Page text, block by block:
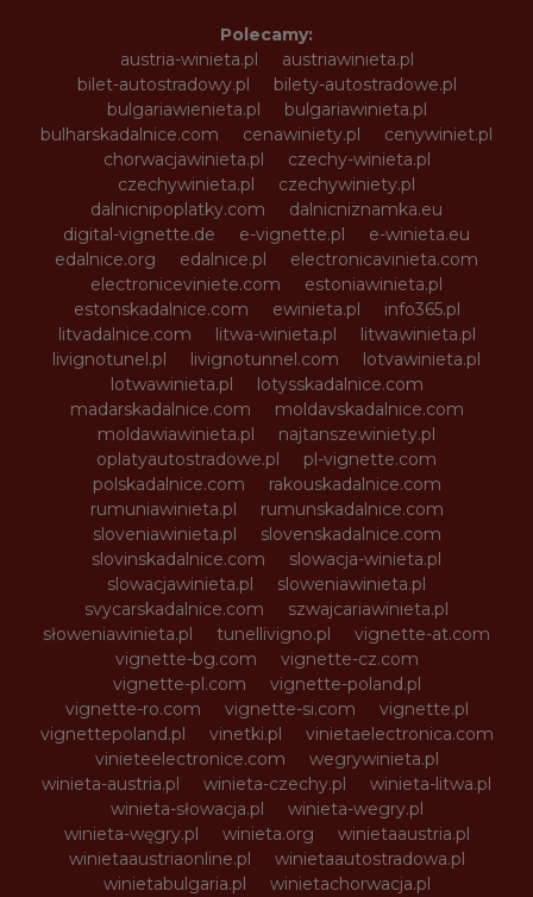
Polecamy:
austria-winieta.pl
austriawinieta.pl
bilet-autostradowy.pl
bilety-autostradowe.pl
bulgariawienieta.pl
bulgariawinieta.pl
bulharskadalnice.com
cenawiniety.pl
cenywiniet.pl
chorwacjawinieta.pl
czechy-winieta.pl
czechywinieta.pl
czechywiniety.pl
dalnicnipoplatky.com
dalnicniznamka.eu
digital-vignette.de
e-vignette.pl
e-winieta.eu
edalnice.org
edalnice.pl
electronicavinieta.com
electroniceviniete.com
estoniawinieta.pl
estonskadalnice.com
ewinieta.pl
info365.pl
litvadalnice.com
litwa-winieta.pl
litwawinieta.pl
livignotunel.pl
livignotunnel.com
lotvawinieta.pl
lotwawinieta.pl
lotysskadalnice.com
madarskadalnice.com
moldavskadalnice.com
moldawiawinieta.pl
najtanszewiniety.pl
oplatyautostradowe.pl
pl-vignette.com
polskadalnice.com
rakouskadalnice.com
rumuniawinieta.pl
rumunskadalnice.com
sloveniawinieta.pl
slovenskadalnice.com
slovinskadalnice.com
slowacja-winieta.pl
slowacjawinieta.pl
sloweniawinieta.pl
svycarskadalnice.com
szwajcariawinieta.pl
słoweniawinieta.pl
tunellivigno.pl
vignette-at.com
vignette-bg.com
vignette-cz.com
vignette-pl.com
vignette-poland.pl
vignette-ro.com
vignette-si.com
vignette.pl
vignettepoland.pl
vinetki.pl
vinietaelectronica.com
vinieteelectronice.com
wegrywinieta.pl
winieta-austria.pl
winieta-czechy.pl
winieta-litwa.pl
winieta-słowacja.pl
winieta-wegry.pl
winieta-węgry.pl
winieta.org
winietaaustria.pl
winietaaustriaonline.pl
winietaautostradowa.pl
winietabulgaria.pl
winietachorwacja.pl